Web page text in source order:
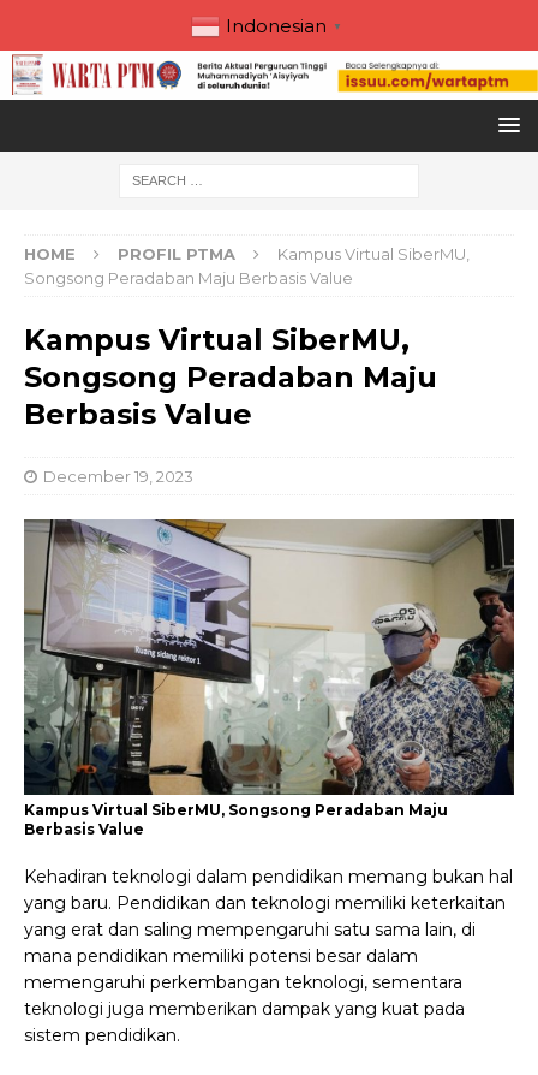
Indonesian ▼
HOME PROFIL PTMA
Kampus Virtual SiberMU,
Songsong Peradaban Maju Berbasis Value
Kampus Virtual SiberMU,
Songsong Peradaban Maju
Berbasis Value
December 19, 2023
Kampus Virtual SiberMU, Songsong Peradaban Maju
Berbasis Value
Kehadiran teknologi dalam pendidikan memang bukan hal
yang baru. Pendidikan dan teknologi memiliki keterkaitan
yang erat dan saling mempengaruhi satu sama lain, di
mana pendidikan memiliki potensi besar dalam
memengaruhi perkembangan teknologi, sementara
teknologi juga memberikan dampak yang kuat pada
sistem pendidikan.